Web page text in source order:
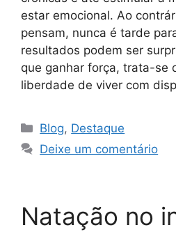
estar emocional. Ao
pensam, nunca é tarde
resultados podem ser
que ganhar força, trata-se
liberdade de viver com
Blog, Destaque
Deixe um comentário
Natação no